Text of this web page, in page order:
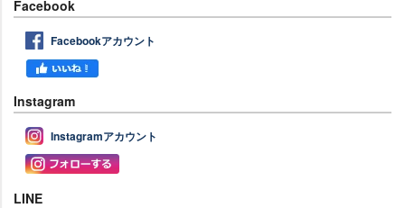
Facebook
Facebookアカウント
Instagram
Instagramアカウント
LINE